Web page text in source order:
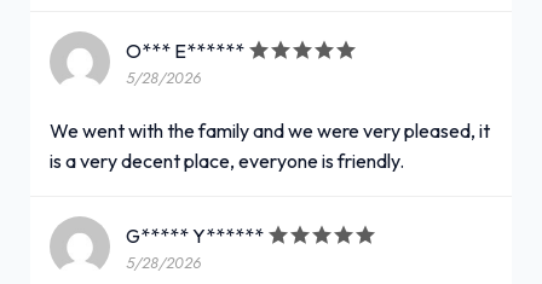
O*** E******
5/28/2026
We went with the family and we were very pleased, it
is a very decent place, everyone is friendly.
G***** Y******
5/28/2026